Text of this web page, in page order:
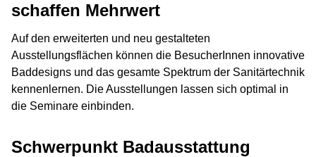
schaffen Mehrwert
Auf den erweiterten und neu gestalteten
Ausstellungsflächen können die BesucherInnen innovative
Baddesigns und das gesamte Spektrum der Sanitärtechnik
kennenlernen. Die Ausstellungen lassen sich optimal in
die Seminare einbinden.
Schwerpunkt Badausstattung